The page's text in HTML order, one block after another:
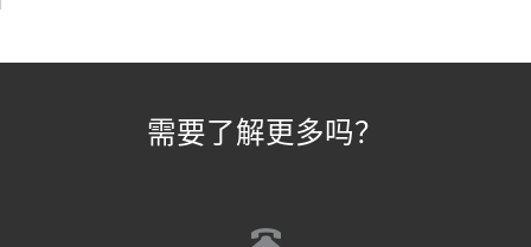
需要了解更多吗？